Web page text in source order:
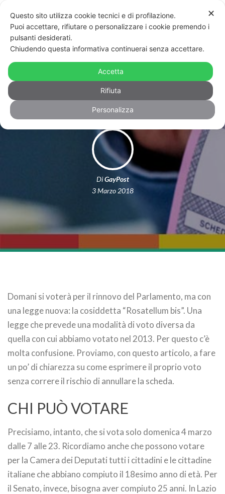
Elezioni 2018: come si vota per il
Parlamento e come per le regioni
DiGayPost
3 Marzo 2018
Domani si voterà per il rinnovo del Parlamento, ma con
una legge nuova: la cosiddetta “Rosatellum bis”. Una
legge che prevede una modalità di voto diversa da
quella con cui abbiamo votato nel 2013. Per questo c’è
molta confusione. Proviamo, con questo articolo, a fare
un po’ di chiarezza su come esprimere il proprio voto
senza correre il rischio di annullare la scheda.
CHI PUÒ VOTARE
Precisiamo, intanto, che si vota solo domenica 4 marzo
dalle 7 alle 23. Ricordiamo anche che possono votare
per la Camera dei Deputati tutti i cittadini e le cittadine
italiane che abbiano compiuto il 18esimo anno di età. Per
il Senato, invece, bisogna aver compiuto 25 anni. In Lazio
✕
Questo sito utilizza cookie tecnici e di profilazione.
Puoi accettare, rifiutare o personalizzare i cookie premendo i
pulsanti desiderati.
Chiudendo questa informativa continuerai senza accettare.
Accetta
Rifiuta
Personalizza